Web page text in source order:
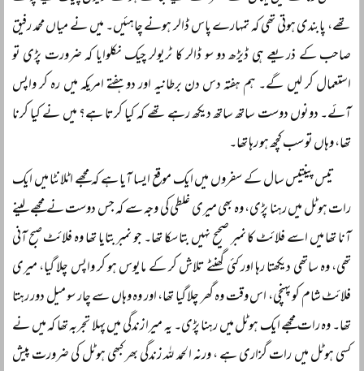
تھے، پابندی ہوتی تھی کہ تمہارے پاس ڈالر ہونے چاہئیں۔ میں نے میاں محمد رفیق
صاحب کے ذریعے ہی ڈیڑھ دو سو ڈالر کا ٹریولر چیک نکلوایا کہ ضرورت پڑی تو
استعمال کر لیں گے۔ ہم ہفتہ دس دن برطانیہ اور دو ہفتے امریکہ میں رہ کر واپس
آئے۔ دونوں دوست ساتھ ساتھ دیکھ رہے تھے کہ کیا کرتا ہے؟ میں نے کیا کرنا
تھا، وہاں تو سب کچھ ہو رہا تھا۔
تیس پینتیس سال کے سفروں میں ایک موقع ایسا آیا ہے کہ مجھے اٹلانٹا میں ایک
رات ہوٹل میں رہنا پڑی، وہ بھی میری غلطی کی وجہ سے کہ جس دوست نے مجھے لینے
آنا تھا میں اسے فلائٹ کا نمبر صحیح نہیں بتا سکا تھا۔ جو نمبر بتایا تھا وہ فلائٹ صبح آنی
تھی، وہ ساتھی دیکھتا رہا اور کئی گھنٹے تلاش کر کے مایوس ہو کر واپس چلا گیا، میری
فلائٹ شام کو پہنچی، اس وقت وہ گھر چلا گیا تھا، اور وہ وہاں سے چار سو میل دور رہتا
تھا۔ وہ رات مجھے ایک ہوٹل میں رہنا پڑی۔ یہ میرا زندگی میں پہلا تجربہ تھا کہ میں نے
کسی ہوٹل میں رات گزاری ہے ، ورنہ الحمد للہ زندگی بھر کبھی ہوٹل کی ضرورت پیش